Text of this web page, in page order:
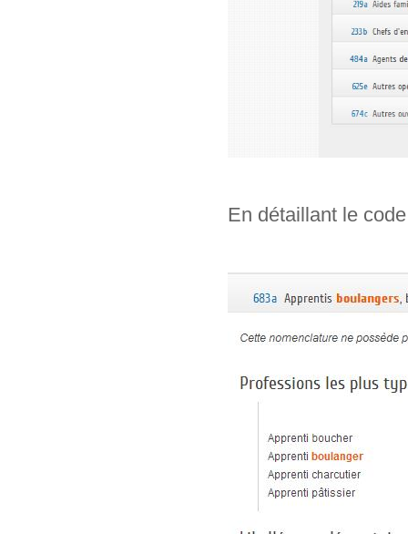
En détaillant le